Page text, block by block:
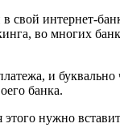
интернет-
во многих
и буквально
банка.
нужно